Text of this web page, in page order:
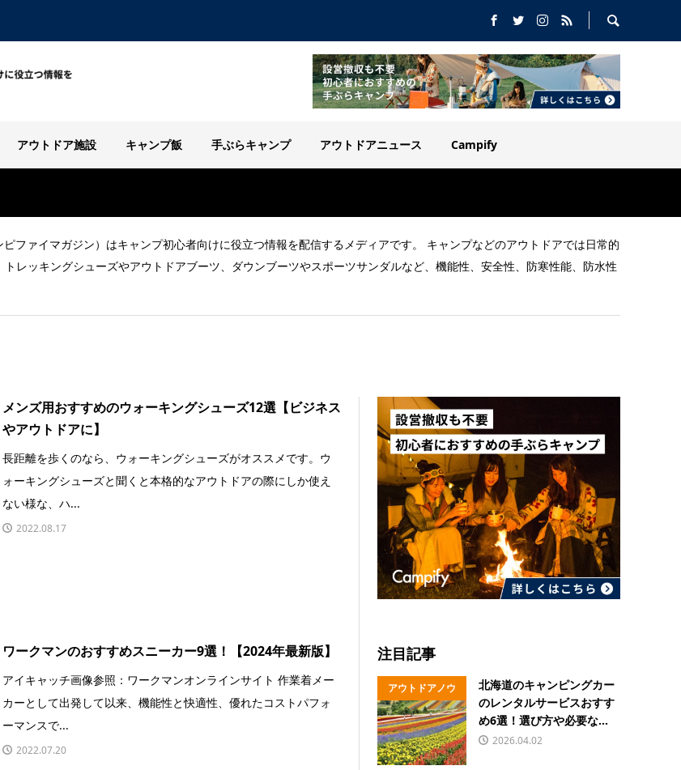
アウトドア施設 キャンプ飯 手ぶらキャンプ アウトドアニュース Campify
ファイマガジン）はキャンプ初心者向けに役立つ情報を配信するメディアです。 キャンプなどのアウトドアでは日常的
レッキングシューズやアウトドアブーツ、ダウンブーツやスポーツサンダルなど、機能性、安全性、防寒性能、防水性
メンズ用おすすめのウォーキングシューズ12選【ビジネス
やアウトドアに】
長距離を歩くのなら、ウォーキングシューズがオススメです。ウ
ォーキングシューズと聞くと本格的なアウトドアの際にしか使え
ない様な、ハ...
2022.08.17
ワークマンのおすすめスニーカー9選！【2024年最新版】
アイキャッチ画像参照：ワークマンオンラインサイト 作業着メー
カーとして出発して以来、機能性と快適性、優れたコストパフォ
ーマンスで...
2022.07.20
注目記事
アウトドアノウ
ハウ
北海道のキャンピングカー
のレンタルサービスおすす
め6選！選び方や必要な...
2026.04.02